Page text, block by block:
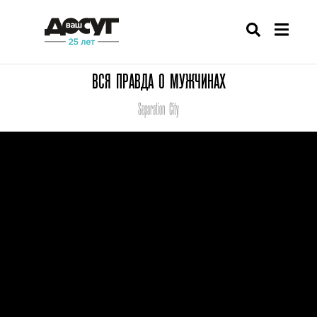
ВСЯ ПРАВДА О МУЖЧИНАХ
Separation City